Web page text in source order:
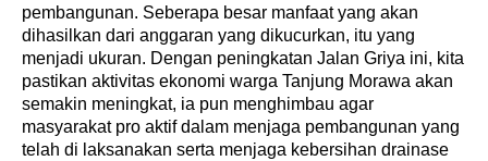
pembangunan. Seberapa besar manfaat yang akan
dihasilkan dari anggaran yang dikucurkan, itu yang
menjadi ukuran. Dengan peningkatan Jalan Griya ini, kita
pastikan aktivitas ekonomi warga Tanjung Morawa akan
semakin meningkat, ia pun menghimbau agar
masyarakat pro aktif dalam menjaga pembangunan yang
telah di laksanakan serta menjaga kebersihan drainase